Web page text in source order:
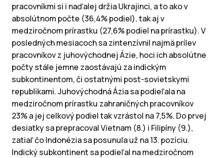
pracovníkmi si i naďalej držia Ukrajinci, a to ako v
absolútnom počte (36,4% podiel), tak aj v
medziročnom prírastku (27,6% podiel na prírastku). V
posledných mesiacoch sa zintenzívnil najmä prílev
pracovníkov z juhovýchodnej Ázie, hoci ich absolútne
počty stále jemne zaostávajú za indickým
subkontinentom, či ostatnými post-sovietskymi
republikami. Juhovýchodná Ázia sa podieľala na
medziročnom prírastku zahraničných pracovníkov
23% a jej celkový podiel tak vzrástol na 7,5%. Do prvej
desiatky sa prepracoval Vietnam (8.) i Filipíny (9.),
zatiaľ čo Indonézia sa posunula už na 13. pozíciu.
Indický subkontinent sa podieľal na medziročnom